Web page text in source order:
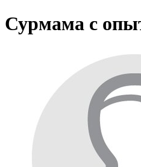
Сурмама с